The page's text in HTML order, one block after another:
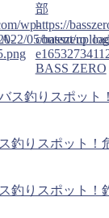
wp-
05/
部
https://
content/
BASS ZERO
釣りスポット！
釣りスポット！